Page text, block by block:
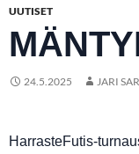
UUTISET
24.5.2025 JARI
HarrasteFutis-